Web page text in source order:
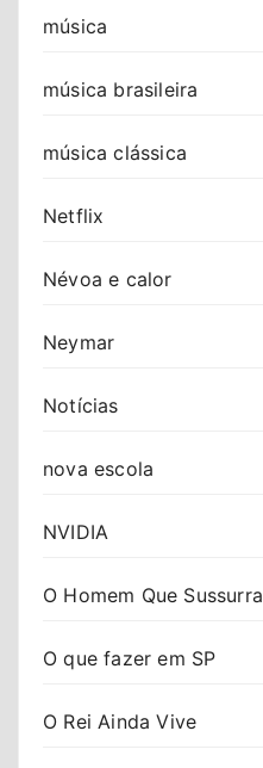
música
música brasileira
música clássica
Netflix
Névoa e calor
Neymar
Notícias
nova escola
NVIDIA
O Homem Que Sussurra
O que fazer em SP
O Rei Ainda Vive